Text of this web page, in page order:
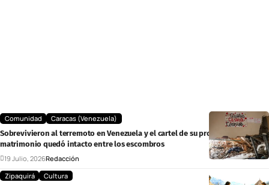
Comunidad
Caracas (Venezuela)
Sobrevivieron al terremoto en Venezuela y el cartel de su propuesta de
matrimonio quedó intacto entre los escombros
19 Julio, 2026Redacción
Zipaquirá
Cultura